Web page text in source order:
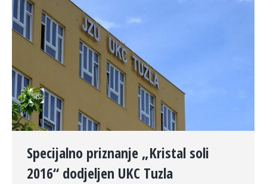
Specijalno priznanje „Kristal soli
2016“ dodjeljen UKC Tuzla